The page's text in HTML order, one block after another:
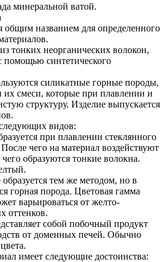
минеральной ватой.
общим названием для определенного
тонких неорганических волокон,
синтетического
силикатные горные породы,
их смеси, которые при плавлении и
структуру. Изделие выпускается
видов:
при плавлении стеклянного
чего на материал воздействуют
образуются тонкие волокна.
тем же методом, но в
горная порода. Цветовая гамма
варьироваться от желто-
оттенков.
собой побочный продукт
от доменных печей. Обычно
имеет следующие достоинства: